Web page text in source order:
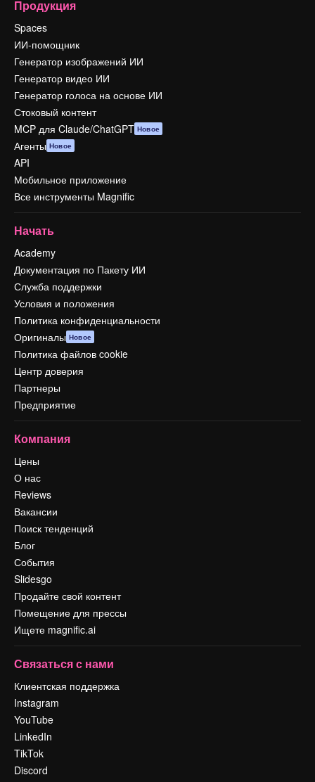
Продукция
Spaces
ИИ-помощник
Генератор изображений ИИ
Генератор видео ИИ
Генератор голоса на основе ИИ
Стоковый контент
MCP для Claude/ChatGPT Новое
Агенты Новое
API
Мобильное приложение
Все инструменты Magnific
Начать
Academy
Документация по Пакету ИИ
Служба поддержки
Условия и положения
Политика конфиденциальности
Оригиналы Новое
Политика файлов cookie
Центр доверия
Партнеры
Предприятие
Компания
Цены
О нас
Reviews
Вакансии
Поиск тенденций
Блог
События
Slidesgo
Продайте свой контент
Помещение для прессы
Ищете magnific.ai
Связаться с нами
Клиентская поддержка
Instagram
YouTube
LinkedIn
TikTok
Discord